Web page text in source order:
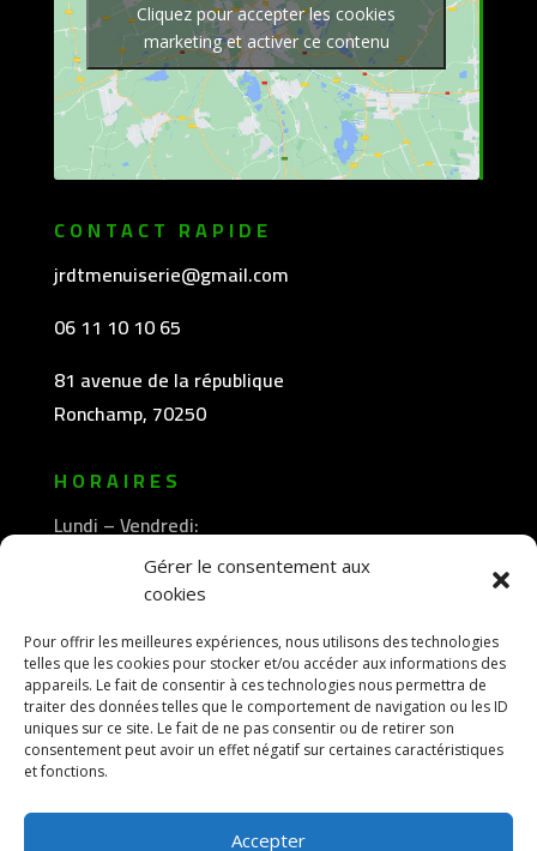
Gérer le consentement aux
cookies
Pour offrir les meilleures expériences, nous utilisons des technologies
telles que les cookies pour stocker et/ou accéder aux informations des
appareils. Le fait de consentir à ces technologies nous permettra de
traiter des données telles que le comportement de navigation ou les ID
uniques sur ce site. Le fait de ne pas consentir ou de retirer son
consentement peut avoir un effet négatif sur certaines caractéristiques
et fonctions.
Accepter
Cliquez pour accepter les cookies
marketing et activer ce contenu
CONTACT RAPIDE
jrdtmenuiserie@gmail.com
06 11 10 10 65
81 avenue de la république
Ronchamp, 70250
HORAIRES
Lundi – Vendredi:
8h30 -12h00
—————-
13h30 -18h00